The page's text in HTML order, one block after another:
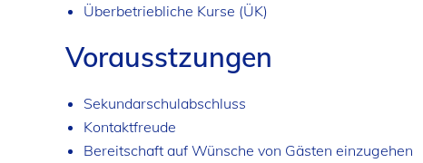
Überbetriebliche Kurse (ÜK)
Vorausstzungen
Sekundarschulabschluss
Kontaktfreude
Bereitschaft auf Wünsche von Gästen einzugehen